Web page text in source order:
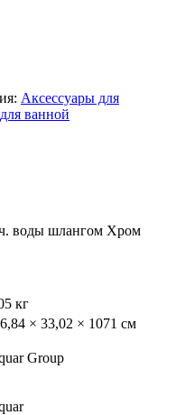
Аксессуары для
ванной
воды шлангом Хром
кг
× 33,02 × 1071 см
Group